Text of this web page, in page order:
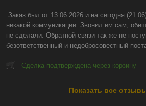
Заказ был от 13.06.2026 и на сегодня
никакой коммуникации. Звонил им сам,
не сделали. Обратной связи так же не
безответственный и недобросовестный
Сделка подтверждена через корзину
Показать все